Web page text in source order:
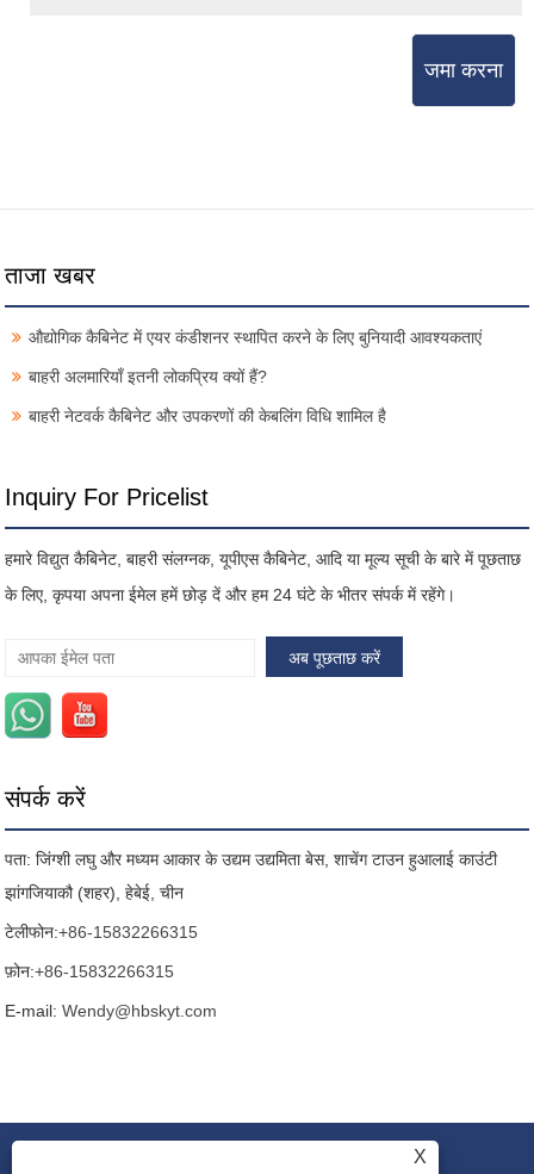
जमा करना
ताजा खबर
औद्योगिक कैबिनेट में एयर कंडीशनर स्थापित करने के लिए बुनियादी आवश्यकताएं
बाहरी अलमारियाँ इतनी लोकप्रिय क्यों हैं?
बाहरी नेटवर्क कैबिनेट और उपकरणों की केबलिंग विधि शामिल है
Inquiry For Pricelist
हमारे विद्युत कैबिनेट, बाहरी संलग्नक, यूपीएस कैबिनेट, आदि या मूल्य सूची के बारे में पूछताछ
के लिए, कृपया अपना ईमेल हमें छोड़ दें और हम 24 घंटे के भीतर संपर्क में रहेंगे।
संपर्क करें
पता: जिंग्शी लघु और मध्यम आकार के उद्यम उद्यमिता बेस, शाचेंग टाउन हुआलाई काउंटी
झांगजियाकौ (शहर), हेबेई, चीन
टेलीफोन:+86-15832266315
फ़ोन:+86-15832266315
E-mail:Wendy@hbskyt.com
X